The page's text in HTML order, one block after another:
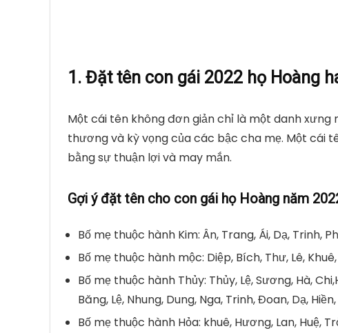
1. Đặt tên con gái 2022 họ Hoàng
Một cái tên không đơn giản chỉ là một danh
thương và kỳ vọng của các bậc cha mẹ. Một cái
bằng sự thuận lợi và may mắn.
Gợi ý đặt tên cho con gái họ Hoàng năm
Bố mẹ thuộc hành Kim: Ân, Trang, Ái, Dạ, Trinh,
Bố mẹ thuộc hành mộc: Diệp, Bích, Thư, Lê,
Bố mẹ thuộc hành Thủy: Thủy, Lệ, Sương, Hà,
Băng, Lệ, Nhung, Dung, Nga, Trinh, Đoan, Dạ,
Bố mẹ thuộc hành Hỏa: khuê, Hương, Lan, Huệ,